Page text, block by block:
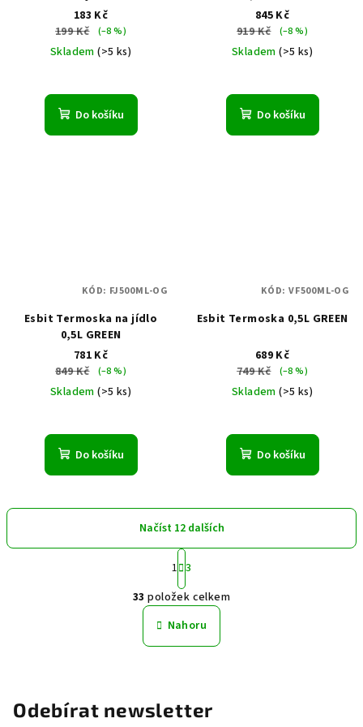
183 Kč
199 Kč
(–8 %)
Skladem(>5 ks)
Do košíku
845 Kč
919 Kč
(–8 %)
Skladem(>5 ks)
Do košíku
Esbit Termoska na jídlo
0,5L GREEN
781 Kč
849 Kč
(–8 %)
Skladem(>5 ks)
Do košíku
KÓD: FJ500ML-OG
Esbit Termoska 0,5L GREEN
689 Kč
749 Kč
(–8 %)
Skladem(>5 ks)
Do košíku
KÓD: VF500ML-OG
O
v
l
á
í
Načíst 12 dalších
S
t
r
á
n
k
o
í
1 3
33 položek celkem
Nahoru
Odebírat newsletter